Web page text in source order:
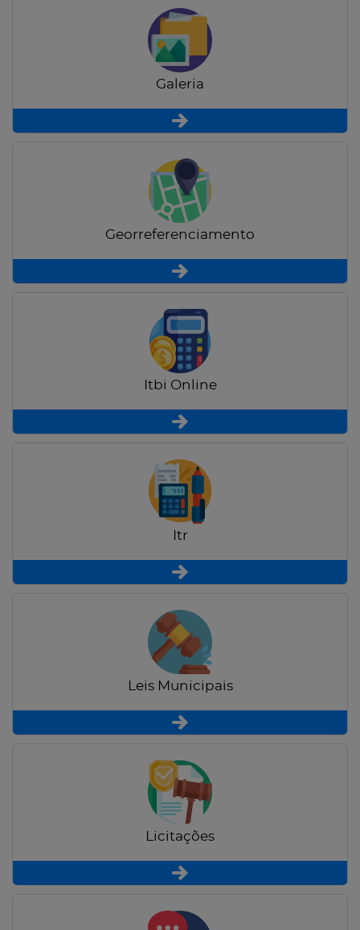
Galeria
Georreferenciamento
Itbi Online
Itr
Leis Municipais
Licitações